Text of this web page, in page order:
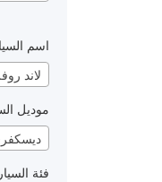
اسم
لاند
موديل
فئة